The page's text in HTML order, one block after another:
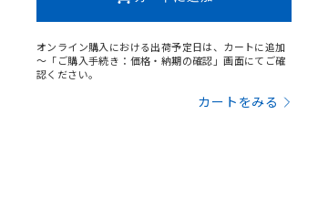
オンライン購入における出荷予定日は、カートに追加
～「ご購入手続き：価格・納期の確認」画面にてご確
認ください。
カートをみる